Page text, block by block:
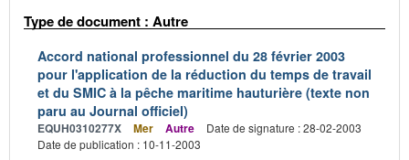
Type de document : Autre
Accord national professionnel du 28 février 2003
pour l'application de la réduction du temps de travail
et du SMIC à la pêche maritime hauturière (texte non
paru au Journal officiel)
EQUH0310277X Mer Autre
Date de signature : 28-02-2003
Date de publication : 10-11-2003